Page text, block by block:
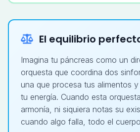
El equilibrio
Imagina tu páncreas como un
orquesta que coordina dos
una que procesa tus alimentos
tu energía. Cuando esta
armonía, ni siquiera notas su
cuando algo falla, todo el